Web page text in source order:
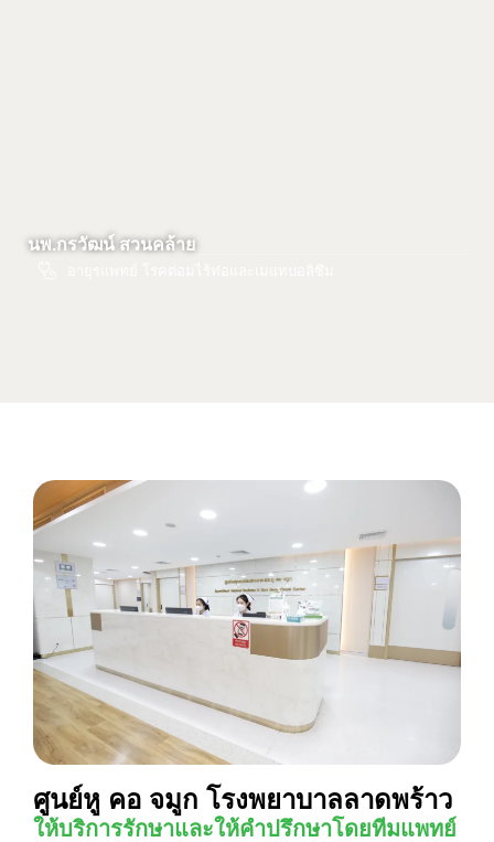
นพ.กรวัฒน์ สวนคล้าย
ศูนย์หู คอ จมูก โรงพยาบาลลาดพร้าว
ให้บริการรักษาและให้คำปรึกษาโดยทีมแพทย์